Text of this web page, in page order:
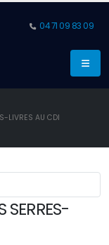
04 71 09 83 09
LIVRES AU CDI
SERRES-